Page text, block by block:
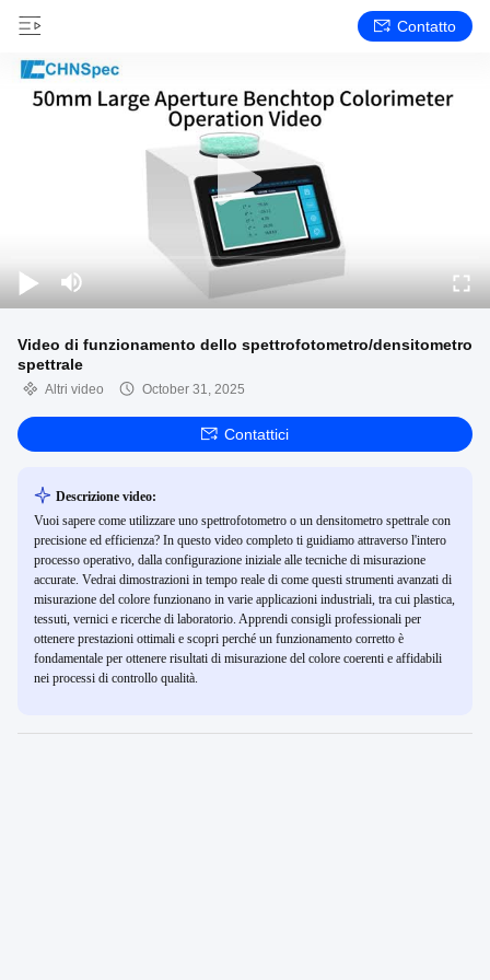
Contatto
Video di funzionamento dello spettrofotometro/densitometro
spettrale
Altri video October 31, 2025
Contattici
Descrizione video:
Vuoi sapere come utilizzare uno spettrofotometro o un densitometro spettrale con
precisione ed efficienza? In questo video completo ti guidiamo attraverso l'intero
processo operativo, dalla configurazione iniziale alle tecniche di misurazione
accurate. Vedrai dimostrazioni in tempo reale di come questi strumenti avanzati di
misurazione del colore funzionano in varie applicazioni industriali, tra cui plastica,
tessuti, vernici e ricerche di laboratorio. Apprendi consigli professionali per
ottenere prestazioni ottimali e scopri perché un funzionamento corretto è
fondamentale per ottenere risultati di misurazione del colore coerenti e affidabili
nei processi di controllo qualità.